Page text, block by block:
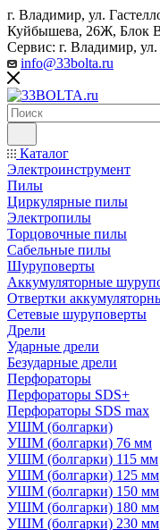
г. Владимир, ул.
Куйбышева, 26Ж, Блок
Сервис: г. Владимир,
info@33bolta.ru
Каталог
Электроинструмент
Пилы
Циркулярные пилы
Электропилы
Торцовочные пилы
Сабельные пилы
Шуруповерты
Аккумуляторные
Отвертки
Сетевые шуруповерты
Дрели
Ударные дрели
Безударные дрели
Перфораторы
Перфораторы SDS+
Перфораторы SDS max
УШМ (болгарки)
УШМ (болгарки) 76 мм
УШМ (болгарки) 115 мм
УШМ (болгарки) 125 мм
УШМ (болгарки) 150 мм
УШМ (болгарки) 180 мм
УШМ (болгарки) 230 мм